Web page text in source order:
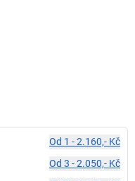
Od 1 -2.160,- Kč
Od 3 -2.050,- Kč